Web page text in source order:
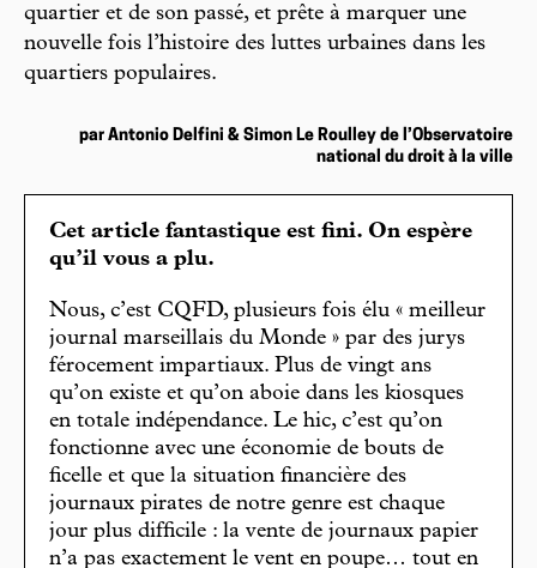
quartier et de son passé, et prête à marquer une
nouvelle fois l’histoire des luttes urbaines dans les
quartiers populaires.
par Antonio Delfini & Simon Le Roulley de l’Observatoire
national du droit à la ville
Cet article fantastique est fini. On espère
qu’il vous a plu.
Nous, c’est CQFD, plusieurs fois élu « meilleur
journal marseillais du Monde » par des jurys
férocement impartiaux. Plus de vingt ans
qu’on existe et qu’on aboie dans les kiosques
en totale indépendance. Le hic, c’est qu’on
fonctionne avec une économie de bouts de
ficelle et que la situation financière des
journaux pirates de notre genre est chaque
jour plus difficile : la vente de journaux papier
n’a pas exactement le vent en poupe… tout en